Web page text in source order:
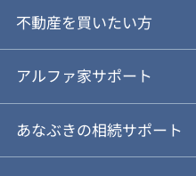
ご売却ガイド
ご売却の流れ
あなぶきの仲介
不動産を買いたい方
ご購入ガイド
物件を探す
アルファ家サポート
あなぶきの相続サポート